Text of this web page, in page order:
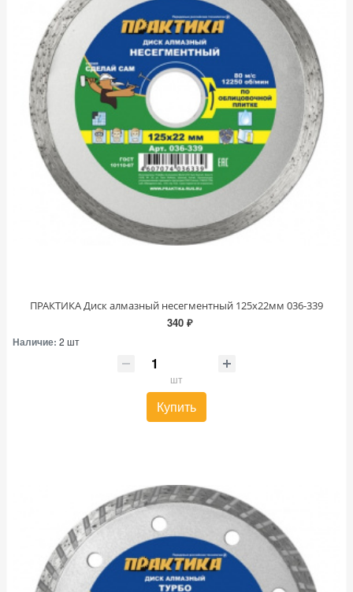
ПРАКТИКА Диск алмазный несегментный 125х22мм 036-339
340 ₽
Наличие: 2 шт
шт
Купить